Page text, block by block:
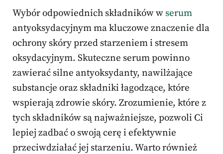
Wybór odpowiednich składników w serum
antyoksydacyjnym ma kluczowe znaczenie dla
ochrony skóry przed starzeniem i stresem
oksydacyjnym. Skuteczne serum powinno
zawierać silne antyoksydanty, nawilżające
substancje oraz składniki łagodzące, które
wspierają zdrowie skóry. Zrozumienie, które z
tych składników są najważniejsze, pozwoli Ci
lepiej zadbać o swoją cerę i efektywnie
przeciwdziałać jej starzeniu. Warto również